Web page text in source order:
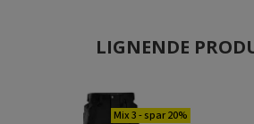
LIGNENDE
Mix 3 - spar 20%